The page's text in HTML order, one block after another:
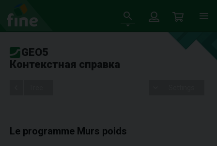
GEO5
Контекстная справка
Le programme Murs poids